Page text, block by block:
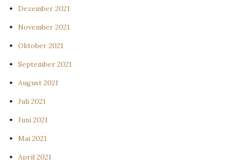
Dezember 2021
November 2021
Oktober 2021
September 2021
August 2021
Juli 2021
Juni 2021
Mai 2021
April 2021